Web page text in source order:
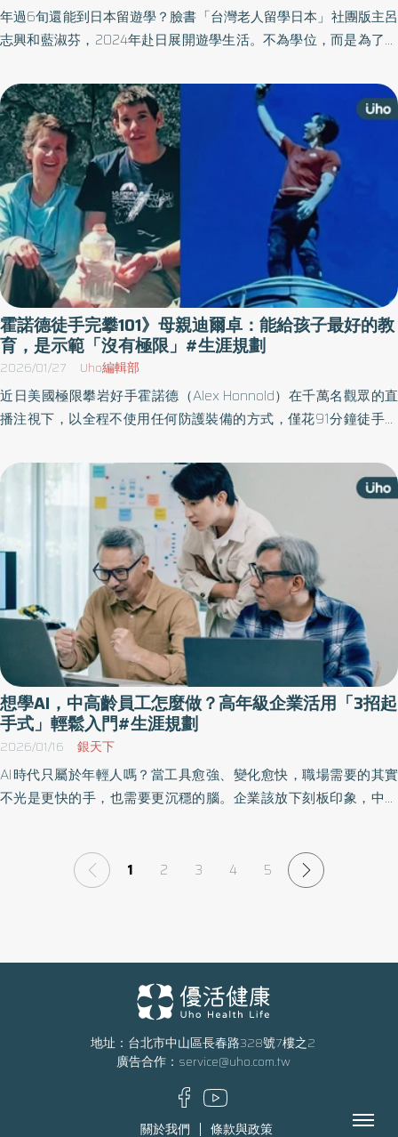
年過6旬還能到日本留遊學？臉書「台灣老人留學日本」社團版主呂
志興和藍淑芬，2024年赴日展開遊學生活。不為學位，而是為了圓
得到，大家也可以！」《優活健康網》特選此篇兩人專訪，鼓勵更
多人在第三人生勇敢完成年輕時的未竟夢想。
霍諾德徒手完攀101》母親迪爾卓：能給孩子最好的教
育，是示範「沒有極限」#生涯規劃
2026/01/27 Uho編輯部
近日美國極限攀岩好手霍諾德（Alex Honnold）在千萬名觀眾的直
播注視下，以全程不使用任何防護裝備的方式，僅花91分鐘徒手攀
堅毅的心態到底如何建立。《優活健康網》特選此篇財經自媒體人
王伯達撰文，從霍諾德母親的故事，點出與亞洲教育不同的方式，
以及父母如何作為孩子最好的示範。
想學AI，中高齡員工怎麼做？高年級企業活用「3招起
手式」輕鬆入門#生涯規劃
2026/01/16 銀天下
AI時代只屬於年輕人嗎？當工具愈強、變化愈快，職場需要的其實
不光是更快的手，也需要更沉穩的腦。企業該放下刻板印象，中高
活用3招，打開中高齡員工的AI競爭力。
1 2 3 4 5
地址：台北市中山區長春路328號7樓之2
廣告合作： service@uho.com.tw
關於我們 條款與政策 Menu